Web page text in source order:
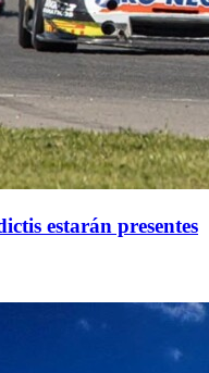
estarán presentes